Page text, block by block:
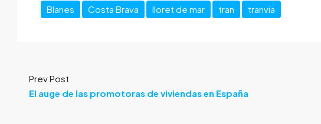
Blanes Costa Brava lloret de mar tran tranvia
Prev Post
El auge de las promotoras de viviendas en España